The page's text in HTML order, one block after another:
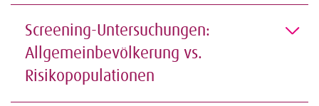
Screening-Untersuchungen:
Allgemeinbevölkerung vs.
Risikopopulationen